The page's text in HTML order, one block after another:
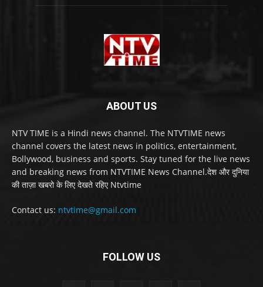
ABOUT US
NTV TIME is a Hindi news channel. The NTVTIME news
channel covers the latest news in politics, entertainment,
Bollywood, business and sports. Stay tuned for the live news
and breaking news from NTVTIME News Channel.देश और दुनिया
की ताज़ा खबरो के लिए देखते रहिए Ntvtime
Contact us: ntvtime@gmail.com
FOLLOW US